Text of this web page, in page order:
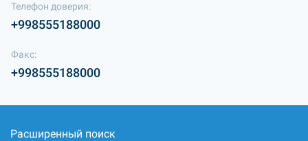
Телефон доверия:
+998555188000
Факс:
+998555188000
Расширенный поиск